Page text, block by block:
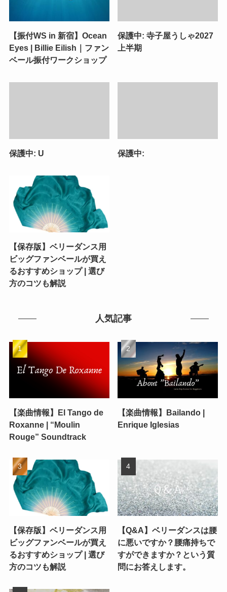
【振付WS in 新宿】Ocean
Eyes | Billie Eilish｜ファン
ベール振付ワークショップ
保護中: 寺子屋うしゃ2027
上半期
保護中: U 保護中:
【保存版】ベリーダンス用
ビッグファンベールが買え
るおすすめショップ | 選び
方のコツも解説
人気記事
【楽曲情報】El Tango de
Roxanne | “Moulin
Rouge” Soundtrack
【楽曲情報】Bailando |
Enrique Iglesias
【保存版】ベリーダンス用
ビッグファンベールが買え
るおすすめショップ | 選び
方のコツも解説
【Q&A】ベリーダンスは腰
に悪いですか？腰痛持ちで
すができますか？という質
問にお答えします。